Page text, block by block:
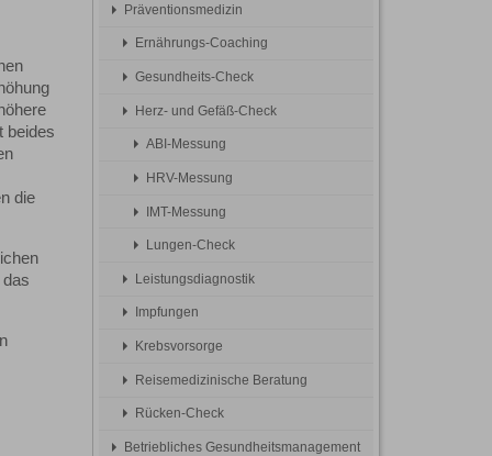
beides
die
Präventionsmedizin
Ernährungs-Coaching
Gesundheits-Check
Herz- und Gefäß-Check
ABI-Messung
HRV-Messung
IMT-Messung
Lungen-Check
Leistungsdiagnostik
Impfungen
Krebsvorsorge
Reisemedizinische Beratung
Rücken-Check
Betriebliches Gesundheitsmanagement